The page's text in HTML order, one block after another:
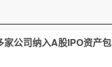
公司纳入A股IPO资产包